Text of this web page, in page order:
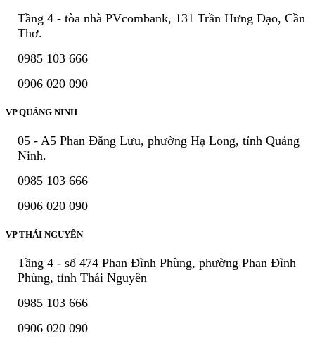
Tầng 4 - tòa nhà PVcombank, 131 Trần Hưng Đạo, Cần
Thơ.
0985 103 666
0906 020 090
VP QUẢNG NINH
05 - A5 Phan Đăng Lưu, phường Hạ Long, tỉnh Quảng
Ninh.
0985 103 666
0906 020 090
VP THÁI NGUYÊN
Tầng 4 - số 474 Phan Đình Phùng, phường Phan Đình
Phùng, tỉnh Thái Nguyên
0985 103 666
0906 020 090